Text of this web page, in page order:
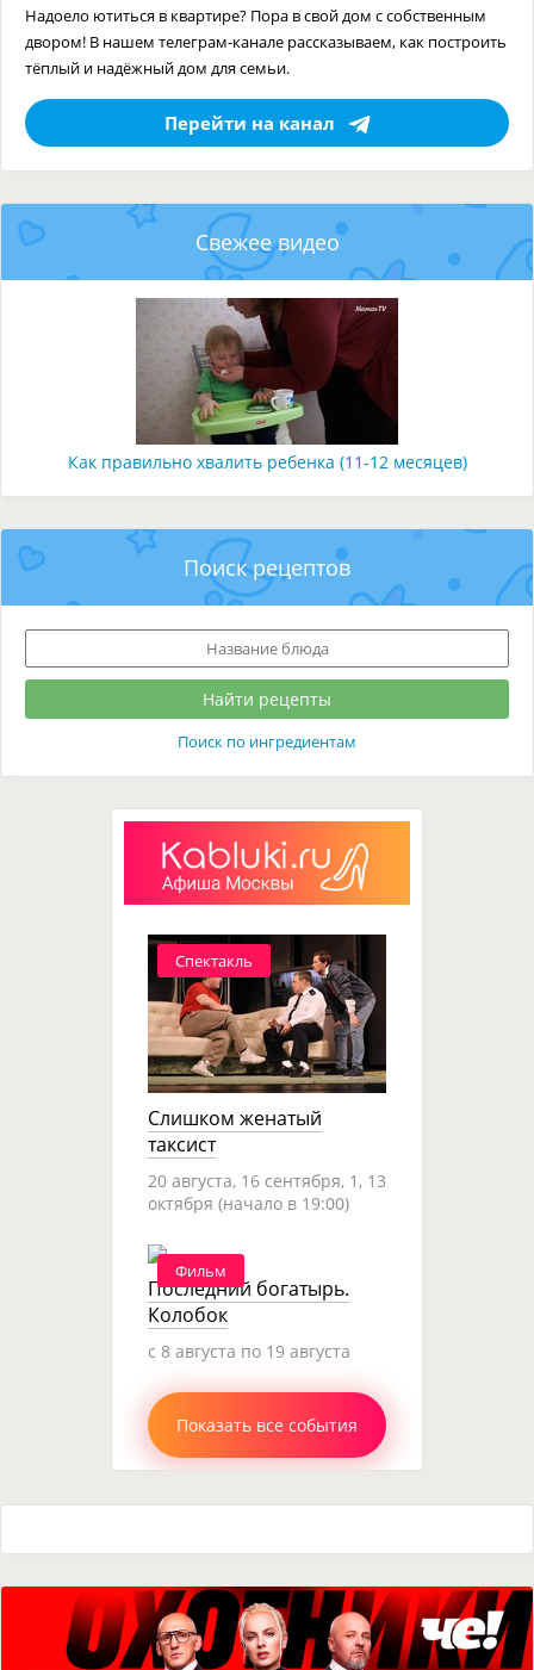
Надоело ютиться в квартире? Пора в свой дом с собственным
двором! В нашем телеграм-канале рассказываем, как построить
тёплый и надёжный дом для семьи.
Перейти на канал
Свежее видео
Как правильно хвалить ребенка (11-12 месяцев)
Поиск рецептов
Поиск по ингредиентам
Спектакль
Слишком женатый
таксист
20 августа, 16 сентября, 1, 13
октября (начало в 19:00)
Фильм
Последний богатырь.
Колобок
c 8 августа по 19 августа
Показать все события